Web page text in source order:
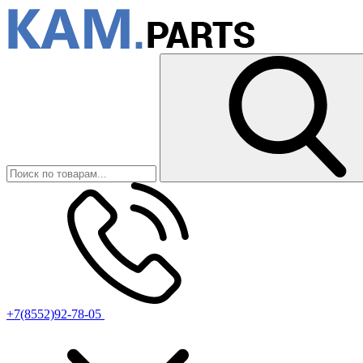
+7(8552)92-78-05